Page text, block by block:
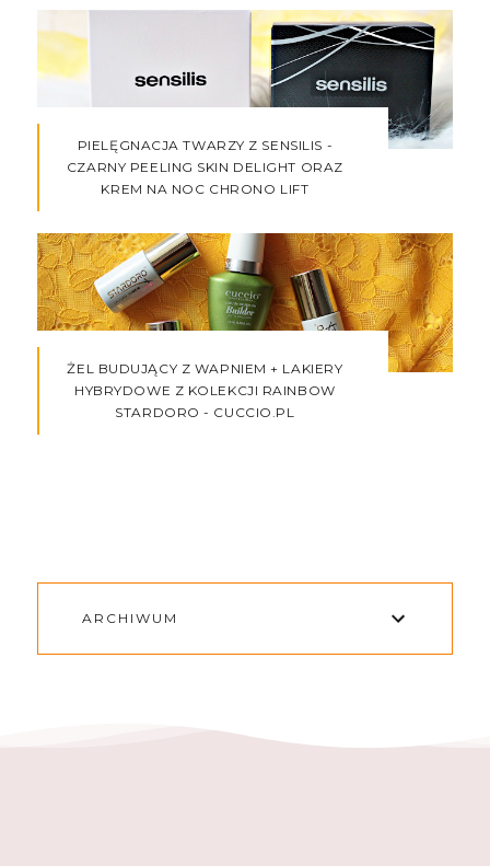
PIELĘGNACJA TWARZY Z SENSILIS -
CZARNY PEELING SKIN DELIGHT ORAZ
KREM NA NOC CHRONO LIFT
ŻEL BUDUJĄCY Z WAPNIEM + LAKIERY
HYBRYDOWE Z KOLEKCJI RAINBOW
STARDORO - CUCCIO.PL
ARCHIWUM